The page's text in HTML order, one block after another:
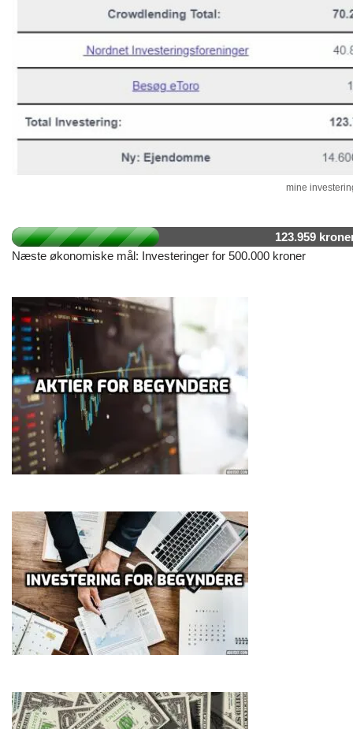
mine
123.959
Næste økonomiske mål: Investeringer for 500.000 kroner